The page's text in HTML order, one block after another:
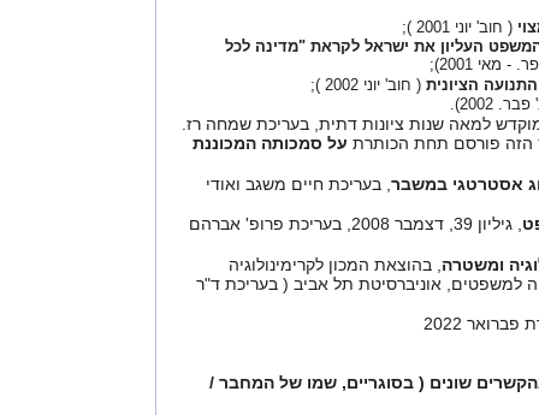
( חוב' יוני 2001 );
העליון את ישראל לקראת "מדינה לכל
מאי 2001);
הציונית( חוב' יוני 2002 );
2002).
למאה שנות ציונות דתית, בעריכת שמחה רז.
הזה פורסם תחת הכותרת על סמכותה המכוננת
אסטרטגי במשבר , בעריכת חיים משגב ואודי
, גיליון 39, דצמבר 2008, בעריכת פרופ' אברהם
ומשטרה , בהוצאת המכון לקרימינולוגיה
למשפטים, אוניברסיטת תל אביב ( בעריכת ד"ר
2022
שונים ( בסוגריים, שמו של המחבר /